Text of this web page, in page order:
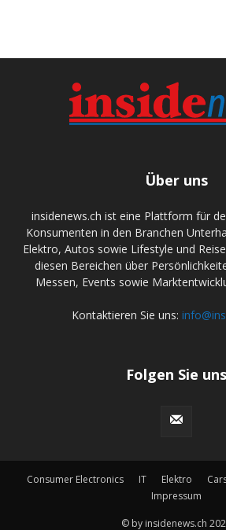
Über uns
insidenews.ch ist eine Plattform für
Konsumenten in den Branchen
Elektro, Autos sowie Lifestyle und
diesen Bereichen über
Messen, Events sowie
Kontaktieren Sie uns:
Folgen Sie uns
Consumer Electronics IT Elektro
Impressum
© by insidenews.ch